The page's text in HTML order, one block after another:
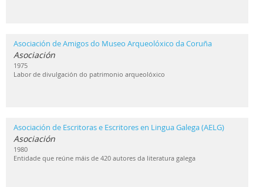
Asociación de Amigos do Museo Arqueolóxico da Coruña
Asociación
1975
Labor de divulgación do patrimonio arqueolóxico
Asociación de Escritoras e Escritores en Lingua Galega (AELG)
Asociación
1980
Entidade que reúne máis de 420 autores da literatura galega